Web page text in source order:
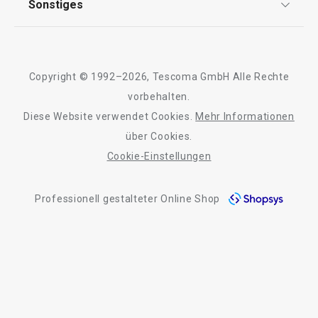
Kontaktformular
Qualität
Sonstiges
Barrierefreiheit
Copyright © 1992–2026, Tescoma GmbH Alle Rechte
vorbehalten.
Diese Website verwendet Cookies.Mehr Informationen
über Cookies.
Cookie-Einstellungen
Professionell gestalteter Online Shop